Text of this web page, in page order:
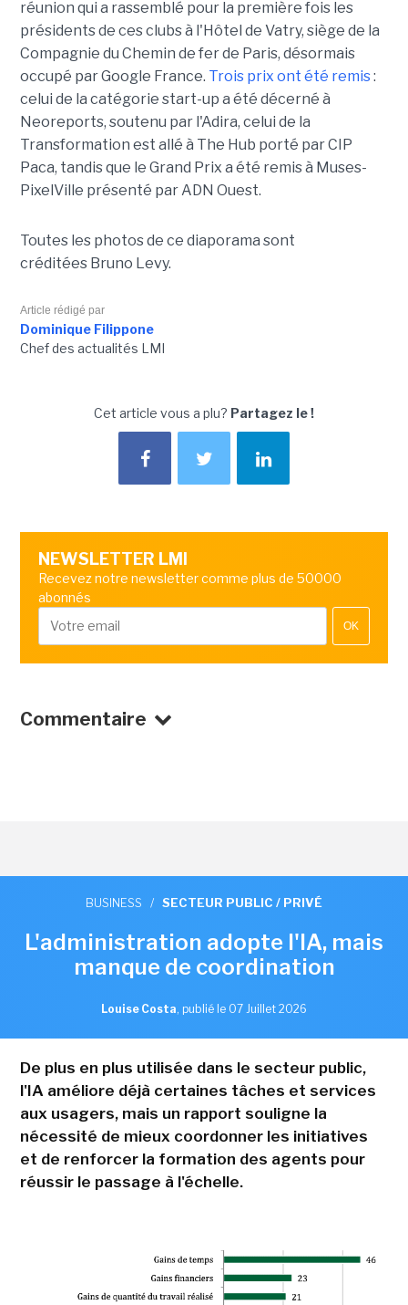
réunion qui a rassemblé pour la première fois les
présidents de ces clubs à l'Hôtel de Vatry, siège de la
Compagnie du Chemin de fer de Paris, désormais
occupé par Google France. Trois prix ont été remis:
celui de la catégorie start-up a été décerné à
Neoreports, soutenu par l'Adira, celui de la
Transformation est allé à The Hub porté par CIP
Paca, tandis que le Grand Prix a été remis à Muses-
PixelVille présenté par ADN Ouest.
Toutes les photos de ce diaporama sont
créditées Bruno Levy.
Article rédigé par
Dominique Filippone
Chef des actualités LMI
Cet article vous a plu? Partagez le !
NEWSLETTER LMI
Recevez notre newsletter comme plus de 50000
abonnés
OK
Commentaire
BUSINESS / SECTEUR PUBLIC / PRIVÉ
L'administration adopte l'IA, mais
manque de coordination
Louise Costa, publié le 07 Juillet 2026
De plus en plus utilisée dans le secteur public,
l'IA améliore déjà certaines tâches et services
aux usagers, mais un rapport souligne la
nécessité de mieux coordonner les initiatives
et de renforcer la formation des agents pour
réussir le passage à l'échelle.